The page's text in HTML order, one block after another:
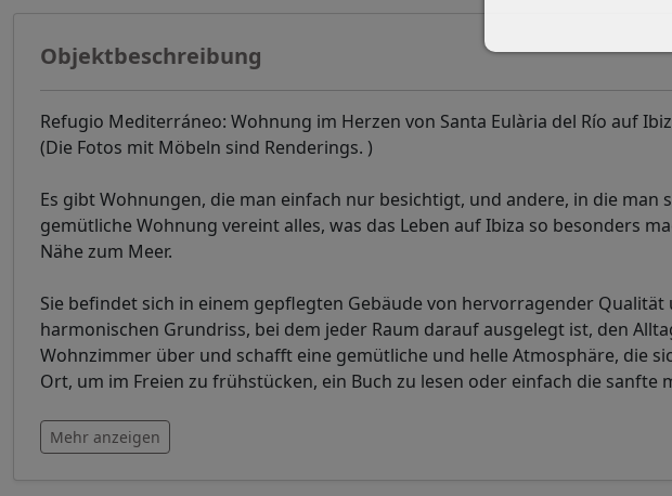
Objektbeschreibung
Refugio Mediterráneo: Wohnung im Herzen von Santa Eulària del Río auf
(Die Fotos mit Möbeln sind Renderings. )
Es gibt Wohnungen, die man einfach nur besichtigt, und andere, in die man
gemütliche Wohnung vereint alles, was das Leben auf Ibiza so besonders
Nähe zum Meer.
Sie befindet sich in einem gepflegten Gebäude von hervorragender
harmonischen Grundriss, bei dem jeder Raum darauf ausgelegt ist, den
Wohnzimmer über und schafft eine gemütliche und helle Atmosphäre, die
Ort, um im Freien zu frühstücken, ein Buch zu lesen oder einfach die sanfte
Mehr anzeigen